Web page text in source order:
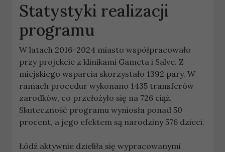
Statystyki realizacji
programu
W latach 2016–2024 miasto współpracowało
przy projekcie z klinikami Gameta i Salve. Z
miejskiego wsparcia skorzystało 1392 pary. W
ramach procedur wykonano 1435 transferów
zarodków, co przełożyło się na 726 ciąż.
Skuteczność programu wyniosła ponad 50
procent, a jego efektem są narodziny 576 dzieci.
Łódź aktywnie dzieliła się wypracowanymi